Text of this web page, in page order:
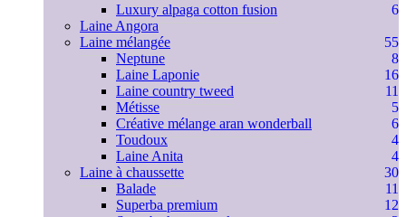
Luxury alpaga cotton fusion
6
Laine Angora
Laine mélangée
55
Neptune
8
Laine Laponie
16
Laine country tweed
11
Métisse
5
Créative mélange aran wonderball
6
Toudoux
4
Laine Anita
4
Laine à chaussette
30
Balade
11
Superba premium
12